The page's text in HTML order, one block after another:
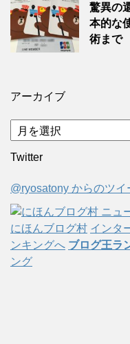
驚異の
本的な
術まで
アーカイブ
ア
ー
カ
ブ
Twitter
@ryosatony からのツイ
にほんブログ村 インタ
ンキングへ ブログ王ラ
ング